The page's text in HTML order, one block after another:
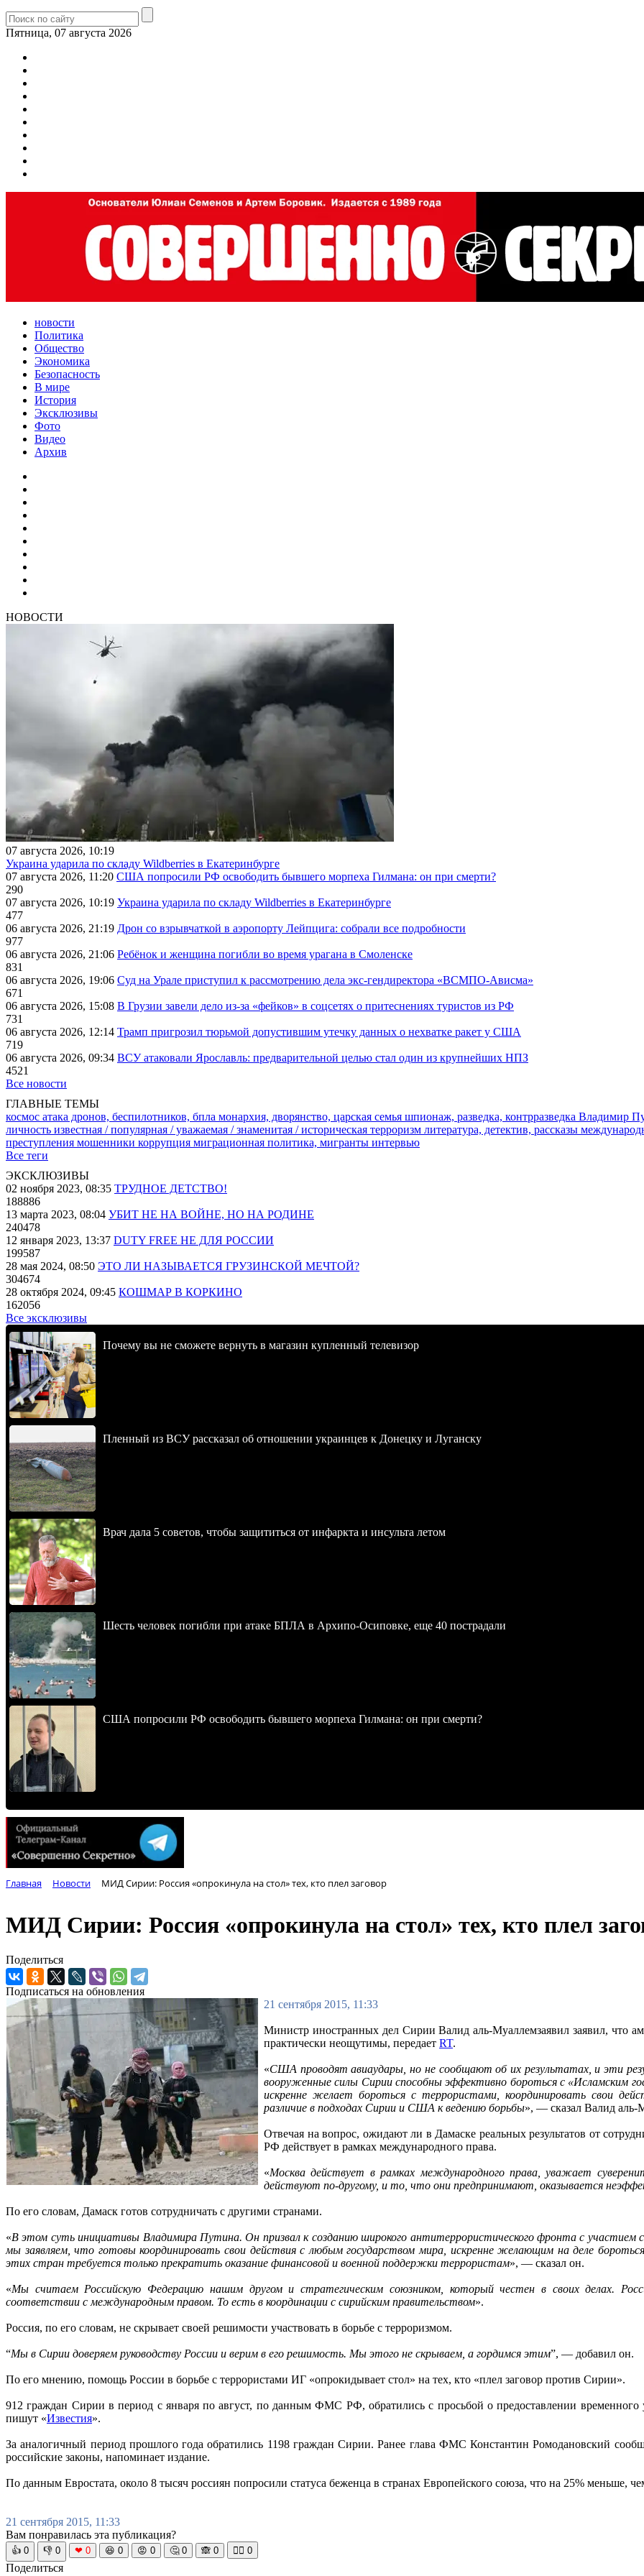
Пятница, 07 августа 2026
новости
Политика
Общество
Экономика
Безопасность
В мире
История
Эксклюзивы
Фото
Видео
Архив
НОВОСТИ
07 августа 2026, 10:19
Украина ударила по складу Wildberries в Екатеринбурге
07 августа 2026, 11:20 США попросили РФ освободить бывшего морпеха Гилмана: он при смерти?
290
07 августа 2026, 10:19 Украина ударила по складу Wildberries в Екатеринбурге
477
06 августа 2026, 21:19 Дрон со взрывчаткой в аэропорту Лейпцига: собрали все подробности
977
06 августа 2026, 21:06 Ребёнок и женщина погибли во время урагана в Смоленске
831
06 августа 2026, 19:06 Суд на Урале приступил к рассмотрению дела экс-гендиректора «ВСМПО-Ависма»
671
06 августа 2026, 15:08 В Грузии завели дело из-за «фейков» в соцсетях о притеснениях туристов из РФ
731
06 августа 2026, 12:14 Трамп пригрозил тюрьмой допустившим утечку данных о нехватке ракет у США
719
06 августа 2026, 09:34 ВСУ атаковали Ярославль: предварительной целью стал один из крупнейших НПЗ
4521
Все новости
ГЛАВНЫЕ ТЕМЫ
космос атака дронов, беспилотников, бпла монархия, дворянство, царская семья шпионаж, разведка, контрразведка Владимир
личность известная / популярная / уважаемая / знаменитая / историческая терроризм литература, детектив, рассказы
преступления мошенники коррупция миграционная политика, мигранты интервью
Все теги
ЭКСКЛЮЗИВЫ
02 ноября 2023, 08:35 ТРУДНОЕ ДЕТСТВО!
188886
13 марта 2023, 08:04 УБИТ НЕ НА ВОЙНЕ, НО НА РОДИНЕ
240478
12 января 2023, 13:37 DUTY FREE НЕ ДЛЯ РОССИИ
199587
28 мая 2024, 08:50 ЭТО ЛИ НАЗЫВАЕТСЯ ГРУЗИНСКОЙ МЕЧТОЙ?
304674
28 октября 2024, 09:45 КОШМАР В КОРКИНО
162056
Все эксклюзивы
Почему вы не сможете вернуть в магазин купленный телевизор
Пленный из ВСУ рассказал об отношении украинцев к Донецку и Луганску
Врач дала 5 советов, чтобы защититься от инфаркта и инсульта летом
Шесть человек погибли при атаке БПЛА в Архипо-Осиповке, еще 40 пострадали
США попросили РФ освободить бывшего морпеха Гилмана: он при смерти?
Главная Новости МИД Сирии: Россия «опрокинула на стол» тех, кто плел заговор
МИД Сирии: Россия «опрокинула на стол» тех, кто плел
Поделиться
Подписаться на обновления
21 сентября 2015, 11:33
Министр иностранных дел Сирии Валид аль-Муаллемзаявил заявил, что
практически неощутимы, передает RT.
«США проводят авиаудары, но не сообщают об их результатах, и эти
вооруженные силы Сирии способны эффективно бороться с «Исламским
искренне желает бороться с террористами, координировать свои
различие в подходах Сирии и США к ведению борьбы», — сказал Валид
Отвечая на вопрос, ожидают ли в Дамаске реальных результатов от
РФ действует в рамках международного права.
«Москва действует в рамках международного права, уважает
действуют по-другому, и то, что они предпринимают, оказывается
По его словам, Дамаск готов сотрудничать с другими странами.
«В этом суть инициативы Владимира Путина. Он призвал к созданию широкого антитеррористического фронта с
мы заявляем, что готовы координировать свои действия с любым государством мира, искренне желающим на деле
этих стран требуется только прекратить оказание финансовой и военной поддержки террористам», — сказал он.
«Мы считаем Российскую Федерацию нашим другом и стратегическим союзником, который честен в своих делах.
соответствии с международным правом. То есть в координации с сирийским правительством».
Россия, по его словам, не скрывает своей решимости участвовать в борьбе с терроризмом.
“Мы в Сирии доверяем руководству России и верим в его решимость. Мы этого не скрываем, а гордимся этим”, — добавил он.
По его мнению, помощь России в борьбе с террористами ИГ «опрокидывает стол» на тех, кто «плел заговор против Сирии».
912 граждан Сирии в период с января по август, по данным ФМС РФ, обратились с просьбой о предоставлении
пишут «Известия».
За аналогичный период прошлого года обратились 1198 граждан Сирии. Ранее глава ФМС Константин Ромодановский
российские законы, напоминает издание.
По данным Евростата, около 8 тысяч россиян попросили статуса беженца в странах Европейского союза, что на 25% меньше,
21 сентября 2015, 11:33
Вам понравилась эта публикация?
👍 0 👎 0 ❤ 0 😆 0 😡 0 🤔 0 🙈 0 🧘‍♀️ 0
Поделиться